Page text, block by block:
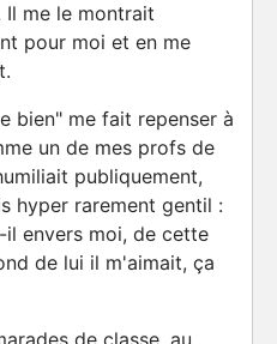
Il me le montrait
pour moi et en me
bien" me fait repenser à
un de mes profs de
publiquement,
hyper rarement gentil :
envers moi, de cette
de lui il m'aimait, ça
de classe, au